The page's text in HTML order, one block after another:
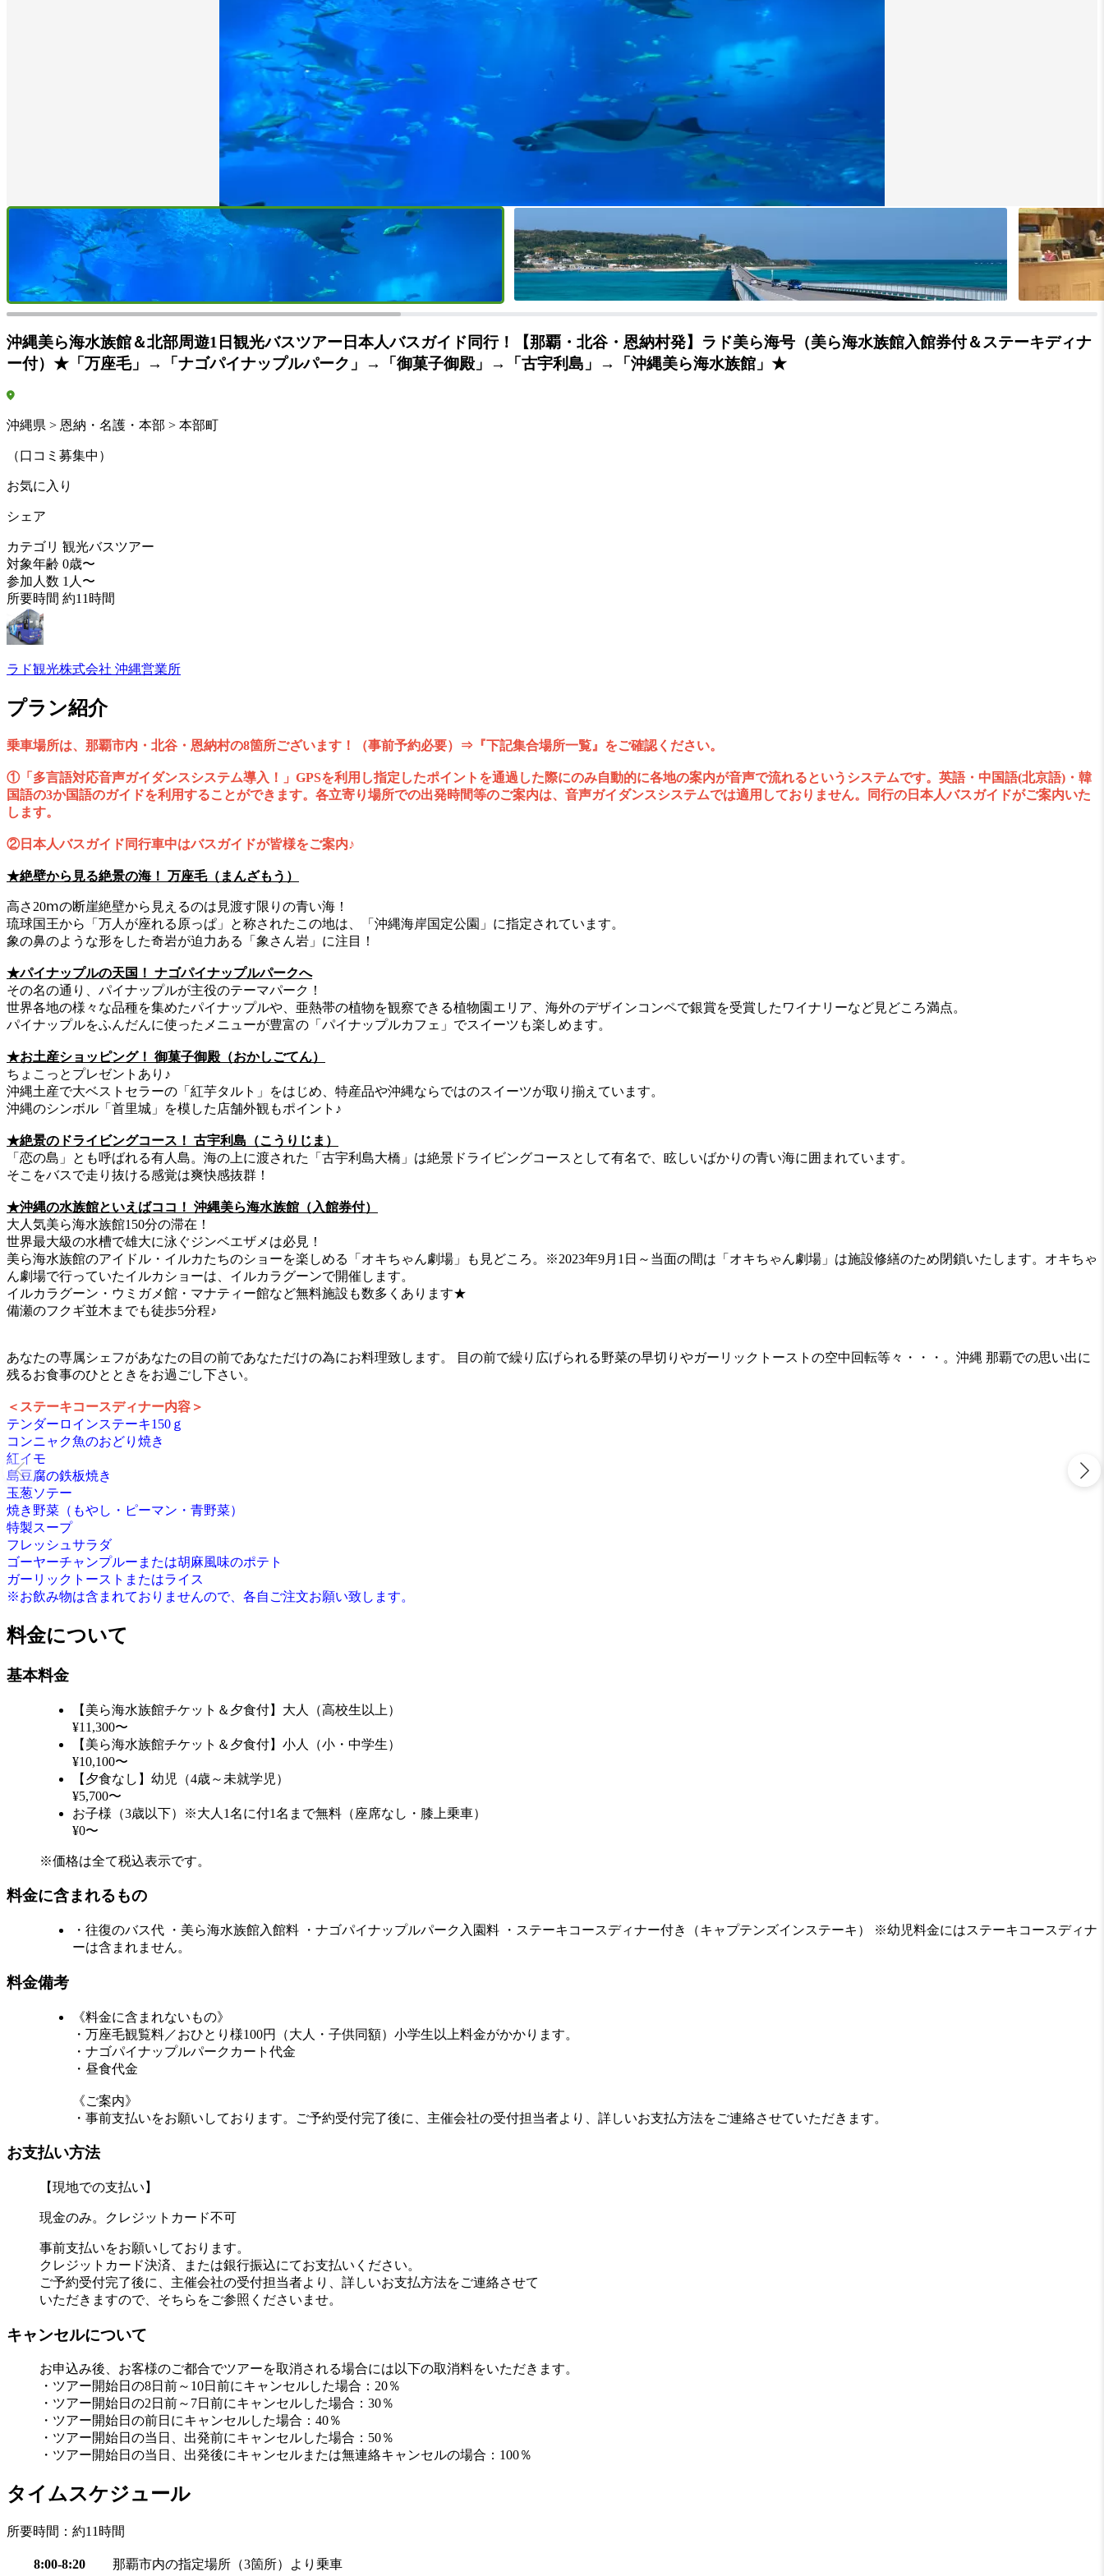
沖縄美ら海水族館＆北部周遊1日観光バスツアー日本人バスガイド同行！【那覇・北谷・恩納村発】ラド美ら海号（美ら海水族館入館券付＆ステーキディナ
ー付）★「万座毛」→「ナゴパイナップルパーク」→「御菓子御殿」→「古宇利島」→「沖縄美ら海水族館」★
沖縄県 > 恩納・名護・本部 > 本部町
（口コミ募集中）
お気に入り
シェア
カテゴリ 観光バスツアー
対象年齢 0歳〜
参加人数 1人〜
所要時間 約11時間
ラド観光株式会社 沖縄営業所
プラン紹介
乗車場所は、那覇市内・北谷・恩納村の8箇所ございます！（事前予約必要）⇒『下記集合場所一覧』をご確認ください。
①「多言語対応音声ガイダンスシステム導入！」GPSを利用し指定したポイントを通過した際にのみ自動的に各地の案内が音声で流れるというシステムです。英語・中国語(北京語)・韓
国語の3か国語のガイドを利用することができます。各立寄り場所での出発時間等のご案内は、音声ガイダンスシステムでは適用しておりません。同行の日本人バスガイドがご案内いた
します。
②日本人バスガイド同行車中はバスガイドが皆様をご案内♪
★絶壁から見る絶景の海！ 万座毛（まんざもう）
高さ20ⅿの断崖絶壁から見えるのは見渡す限りの青い海！
琉球国王から「万人が座れる原っぱ」と称されたこの地は、「沖縄海岸国定公園」に指定されています。
象の鼻のような形をした奇岩が迫力ある「象さん岩」に注目！
★パイナップルの天国！ ナゴパイナップルパークへ
その名の通り、パイナップルが主役のテーマパーク！
世界各地の様々な品種を集めたパイナップルや、亜熱帯の植物を観察できる植物園エリア、海外のデザインコンペで銀賞を受賞したワイナリーなど見どころ満点。
パイナップルをふんだんに使ったメニューが豊富の「パイナップルカフェ」でスイーツも楽しめます。
★お土産ショッピング！ 御菓子御殿（おかしごてん）
ちょこっとプレゼントあり♪
沖縄土産で大ベストセラーの「紅芋タルト」をはじめ、特産品や沖縄ならではのスイーツが取り揃えています。
沖縄のシンボル「首里城」を模した店舗外観もポイント♪
★絶景のドライビングコース！ 古宇利島（こうりじま）
「恋の島」とも呼ばれる有人島。海の上に渡された「古宇利島大橋」は絶景ドライビングコースとして有名で、眩しいばかりの青い海に囲まれています。
そこをバスで走り抜ける感覚は爽快感抜群！
★沖縄の水族館といえばココ！ 沖縄美ら海水族館（入館券付）
大人気美ら海水族館150分の滞在！
世界最大級の水槽で雄大に泳ぐジンベエザメは必見！
美ら海水族館のアイドル・イルカたちのショーを楽しめる「オキちゃん劇場」も見どころ。※2023年9月1日～当面の間は「オキちゃん劇場」は施設修繕のため閉鎖いたします。オキちゃ
ん劇場で行っていたイルカショーは、イルカラグーンで開催します。
イルカラグーン・ウミガメ館・マナティー館など無料施設も数多くあります★
備瀬のフクギ並木までも徒歩5分程♪
あなたの専属シェフがあなたの目の前であなただけの為にお料理致します。 目の前で繰り広げられる野菜の早切りやガーリックトーストの空中回転等々・・・。沖縄 那覇での思い出に
残るお食事のひとときをお過ごし下さい。
＜ステーキコースディナー内容＞
テンダーロインステーキ150ｇ
コンニャク魚のおどり焼き
紅イモ
島豆腐の鉄板焼き
玉葱ソテー
焼き野菜（もやし・ピーマン・青野菜）
特製スープ
フレッシュサラダ
ゴーヤーチャンプルーまたは胡麻風味のポテト
ガーリックトーストまたはライス
※お飲み物は含まれておりませんので、各自ご注文お願い致します。
料金について
基本料金
【美ら海水族館チケット＆夕食付】大人（高校生以上）
¥11,300〜
【美ら海水族館チケット＆夕食付】小人（小・中学生）
¥10,100〜
【夕食なし】幼児（4歳～未就学児）
¥5,700〜
お子様（3歳以下）※大人1名に付1名まで無料（座席なし・膝上乗車）
¥0〜
※価格は全て税込表示です。
料金に含まれるもの
・往復のバス代 ・美ら海水族館入館料 ・ナゴパイナップルパーク入園料 ・ステーキコースディナー付き（キャプテンズインステーキ） ※幼児料金にはステーキコースディナ
ーは含まれません。
料金備考
《料金に含まれないもの》
・万座毛観覧料／おひとり様100円（大人・子供同額）小学生以上料金がかかります。
・ナゴパイナップルパークカート代金
・昼食代金
《ご案内》
・事前支払いをお願いしております。ご予約受付完了後に、主催会社の受付担当者より、詳しいお支払方法をご連絡させていただきます。
お支払い方法
【現地での支払い】
現金のみ。クレジットカード不可
事前支払いをお願いしております。
クレジットカード決済、または銀行振込にてお支払いください。
ご予約受付完了後に、主催会社の受付担当者より、詳しいお支払方法をご連絡させて
いただきますので、そちらをご参照くださいませ。
キャンセルについて
お申込み後、お客様のご都合でツアーを取消される場合には以下の取消料をいただきます。
・ツアー開始日の8日前～10日前にキャンセルした場合：20％
・ツアー開始日の2日前～7日前にキャンセルした場合：30％
・ツアー開始日の前日にキャンセルした場合：40％
・ツアー開始日の当日、出発前にキャンセルした場合：50％
・ツアー開始日の当日、出発後にキャンセルまたは無連絡キャンセルの場合：100％
タイムスケジュール
所要時間：約11時間
8:00-8:20 那覇市内の指定場所（3箇所）より乗車